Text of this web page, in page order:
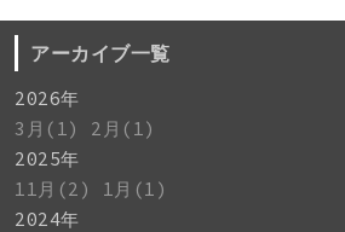
アーカイブ一覧
2026年
3月(1)
2月(1)
2025年
11月(2)
1月(1)
2024年